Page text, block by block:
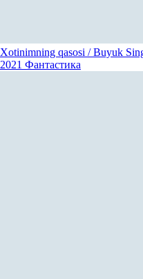
Xotinimning qasosi / Buyuk
2021 Фантастика